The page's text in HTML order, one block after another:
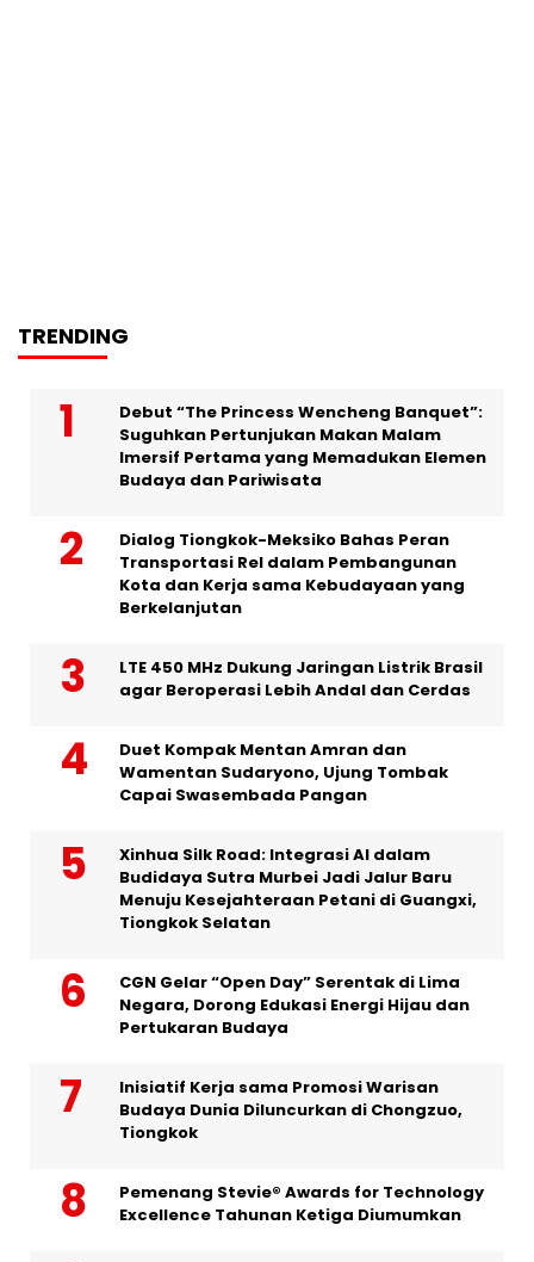
TRENDING
Debut “The Princess Wencheng Banquet”:
Suguhkan Pertunjukan Makan Malam
Imersif Pertama yang Memadukan Elemen
Budaya dan Pariwisata
Dialog Tiongkok-Meksiko Bahas Peran
Transportasi Rel dalam Pembangunan
Kota dan Kerja sama Kebudayaan yang
Berkelanjutan
LTE 450 MHz Dukung Jaringan Listrik Brasil
agar Beroperasi Lebih Andal dan Cerdas
Duet Kompak Mentan Amran dan
Wamentan Sudaryono, Ujung Tombak
Capai Swasembada Pangan
Xinhua Silk Road: Integrasi AI dalam
Budidaya Sutra Murbei Jadi Jalur Baru
Menuju Kesejahteraan Petani di Guangxi,
Tiongkok Selatan
CGN Gelar “Open Day” Serentak di Lima
Negara, Dorong Edukasi Energi Hijau dan
Pertukaran Budaya
Inisiatif Kerja sama Promosi Warisan
Budaya Dunia Diluncurkan di Chongzuo,
Tiongkok
Pemenang Stevie® Awards for Technology
Excellence Tahunan Ketiga Diumumkan